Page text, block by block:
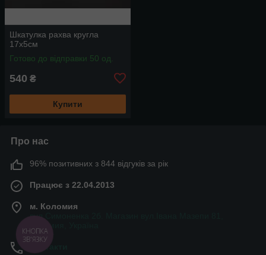
Шкатулка рахва кругла
17x5см
Готово до відправки 50 од.
540 ₴
Купити
Про нас
96% позитивних з 844 відгуків за рік
Працює з 22.04.2013
м. Коломия
вул.Симоненка 2б. Магазин вул.Івана Мазепи 81,
Коломия, Україна
Контакти
КНОПКА
ЗВ'ЯЗКУ